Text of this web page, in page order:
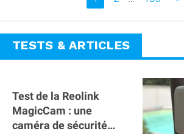
TESTS & ARTICLES
Test de la Reolink
MagicCam : une
caméra de sécurité